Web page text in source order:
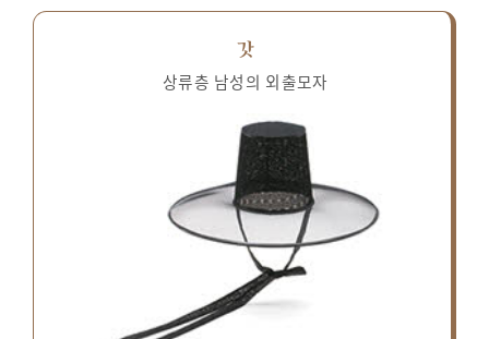
갓
상류층 남성의 외출모자